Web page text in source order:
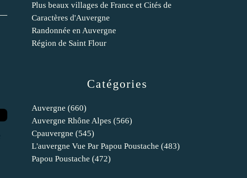
Catégories
Auvergne (660)
Auvergne Rhône Alpes (566)
Cpauvergne (545)
L'auvergne Vue Par Papou Poustache (483)
Papou Poustache (472)
Plus beaux villages de France et Cités de
Caractères d'Auvergne
Randonnée en Auvergne
Région de Saint Flour